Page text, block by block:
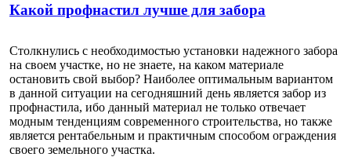
Какой профнастил лучше для забора
Столкнулись с необходимостью установки надежного забора
на своем участке, но не знаете, на каком материале
остановить свой выбор? Наиболее оптимальным вариантом
в данной ситуации на сегодняшний день является забор из
профнастила, ибо данный материал не только отвечает
модным тенденциям современного строительства, но также
является рентабельным и практичным способом ограждения
своего земельного участка.